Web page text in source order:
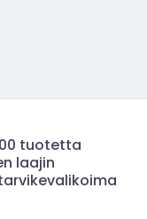
tuotetta
laajin